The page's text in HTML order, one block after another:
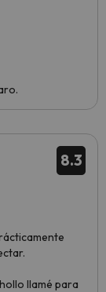
8.3
llamé para